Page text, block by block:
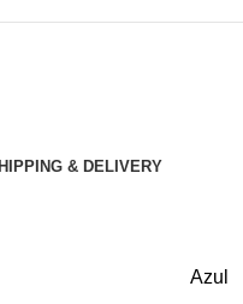
& DELIVERY
Azul